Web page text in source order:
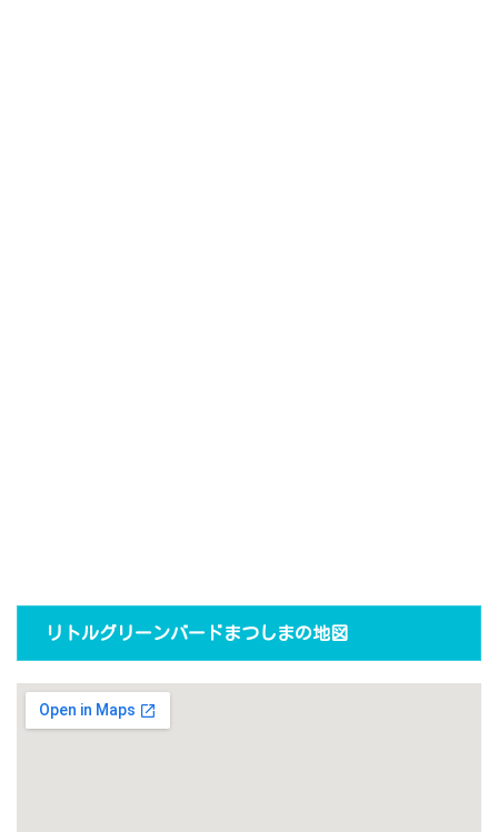
リトルグリーンバードまつしまの地図